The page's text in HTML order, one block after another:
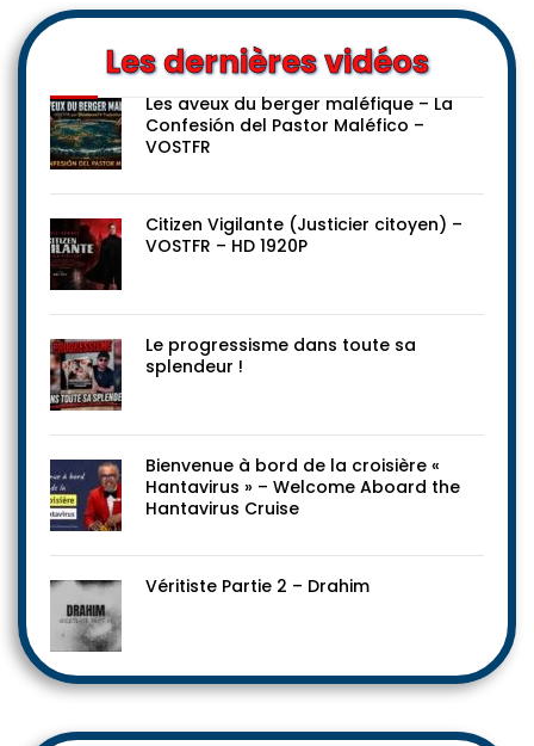
Les dernières vidéos
Les aveux du berger maléfique – La
Confesión del Pastor Maléfico –
VOSTFR
Citizen Vigilante (Justicier citoyen) –
VOSTFR – HD 1920P
Le progressisme dans toute sa
splendeur !
Bienvenue à bord de la croisière «
Hantavirus » – Welcome Aboard the
Hantavirus Cruise
Véritiste Partie 2 – Drahim